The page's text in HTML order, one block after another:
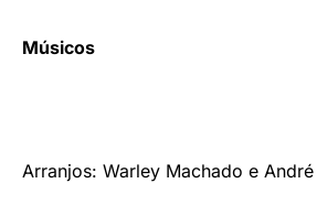
Músicos
Arranjos: Warley Machado e